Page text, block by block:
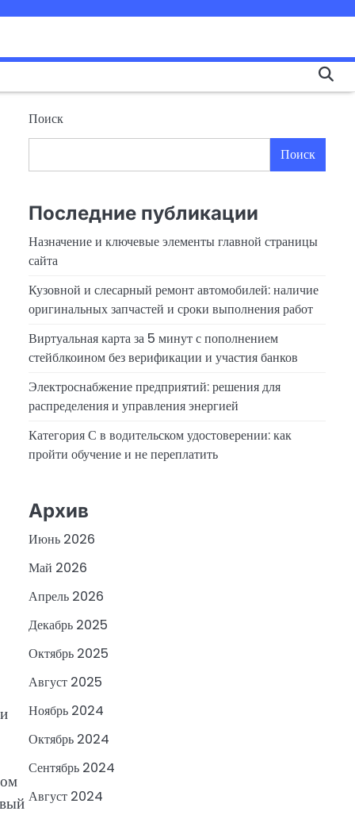
Поиск
Поиск
Последние публикации
Назначение и ключевые элементы главной страницы
сайта
Кузовной и слесарный ремонт автомобилей: наличие
оригинальных запчастей и сроки выполнения работ
Виртуальная карта за 5 минут с пополнением
стейблкоином без верификации и участия банков
Электроснабжение предприятий: решения для
распределения и управления энергией
Категория С в водительском удостоверении: как
пройти обучение и не переплатить
Архив
Июнь 2026
Май 2026
Апрель 2026
Декабрь 2025
Октябрь 2025
Август 2025
Ноябрь 2024
Октябрь 2024
Сентябрь 2024
Август 2024